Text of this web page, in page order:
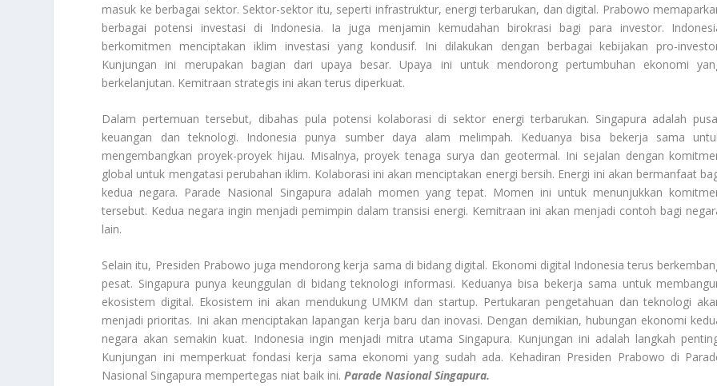
masuk ke berbagai sektor. Sektor-sektor itu, seperti infrastruktur, energi terbarukan, dan digital. Prabowo
berbagai potensi investasi di Indonesia. Ia juga menjamin kemudahan birokrasi bagi para investor.
berkomitmen menciptakan iklim investasi yang kondusif. Ini dilakukan dengan berbagai kebijakan pro-
Kunjungan ini merupakan bagian dari upaya besar. Upaya ini untuk mendorong pertumbuhan ekonomi
berkelanjutan. Kemitraan strategis ini akan terus diperkuat.
Dalam pertemuan tersebut, dibahas pula potensi kolaborasi di sektor energi terbarukan. Singapura adalah
keuangan dan teknologi. Indonesia punya sumber daya alam melimpah. Keduanya bisa bekerja sama
mengembangkan proyek-proyek hijau. Misalnya, proyek tenaga surya dan geotermal. Ini sejalan dengan
global untuk mengatasi perubahan iklim. Kolaborasi ini akan menciptakan energi bersih. Energi ini akan bermanfaat
kedua negara. Parade Nasional Singapura adalah momen yang tepat. Momen ini untuk menunjukkan
tersebut. Kedua negara ingin menjadi pemimpin dalam transisi energi. Kemitraan ini akan menjadi contoh bagi
lain.
Selain itu, Presiden Prabowo juga mendorong kerja sama di bidang digital. Ekonomi digital Indonesia terus
pesat. Singapura punya keunggulan di bidang teknologi informasi. Keduanya bisa bekerja sama untuk
ekosistem digital. Ekosistem ini akan mendukung UMKM dan startup. Pertukaran pengetahuan dan teknologi
menjadi prioritas. Ini akan menciptakan lapangan kerja baru dan inovasi. Dengan demikian, hubungan ekonomi
negara akan semakin kuat. Indonesia ingin menjadi mitra utama Singapura. Kunjungan ini adalah langkah
Kunjungan ini memperkuat fondasi kerja sama ekonomi yang sudah ada. Kehadiran Presiden Prabowo di
Nasional Singapura mempertegas niat baik ini. Parade Nasional Singapura.